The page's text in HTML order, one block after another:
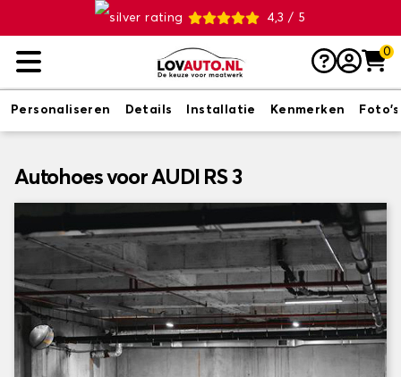
4,3 / 5
0
Personaliseren Details Installatie Kenmerken Foto's
Autohoes voor AUDI RS 3